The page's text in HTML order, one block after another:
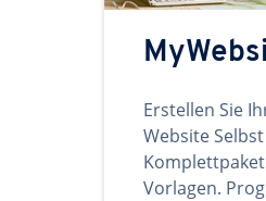
Erstellen Sie
Website
Vorlagen.